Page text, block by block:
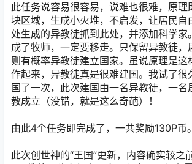
此任务说容易很容易，说难也很难，原理
块区域，生成小火堆，不启发，让居民自
处生成的异教徒抓到此处，并添加科学家
成了牧师，一定要移走。只保留异教徒，
则有概率异教徒建立国家。虽说原理是这
作起来，异教徒真是很难建国。我试了很
国了一次，此次建国由一名异教徒，一名
教成立（没错，就是这么奇葩）！
由此4个任务即完成了，一共奖励130P币。
此次创世神的“王国”更新，内容确实较之